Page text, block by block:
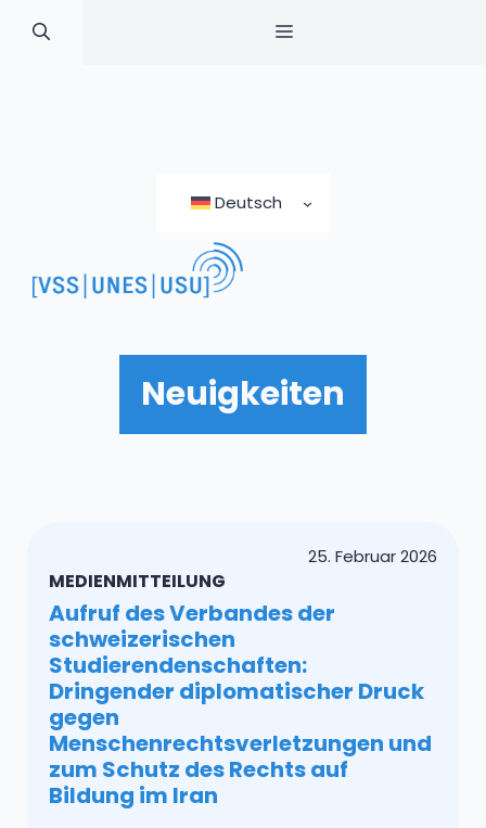
Deutsch
MENÜ
Neuigkeiten
25. Februar 2026
MEDIENMITTEILUNG
Aufruf des Verbandes der
schweizerischen
Studierendenschaften:
Dringender diplomatischer Druck
gegen
Menschenrechtsverletzungen und
zum Schutz des Rechts auf
Bildung im Iran